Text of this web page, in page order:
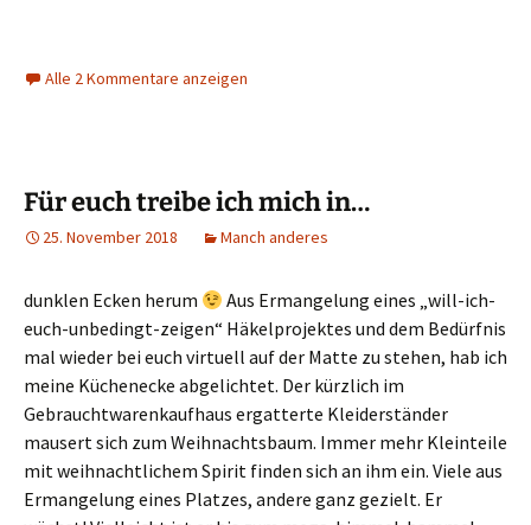
Alle 2 Kommentare anzeigen
Für euch treibe ich mich in…
25. November 2018 Manch anderes
dunklen Ecken herum
Aus Ermangelung eines „will-ich-
euch-unbedingt-zeigen“ Häkelprojektes und dem Bedürfnis
mal wieder bei euch virtuell auf der Matte zu stehen, hab ich
meine Küchenecke abgelichtet. Der kürzlich im
Gebrauchtwarenkaufhaus ergatterte Kleiderständer
mausert sich zum Weihnachtsbaum. Immer mehr Kleinteile
mit weihnachtlichem Spirit finden sich an ihm ein. Viele aus
Ermangelung eines Platzes, andere ganz gezielt. Er